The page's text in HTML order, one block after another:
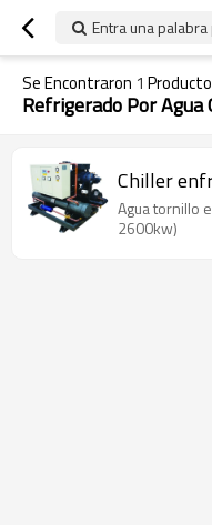
Entra una
Se Encontraron 1
Refrigerado Por
Chiller
Agua tornillo
2600kw)